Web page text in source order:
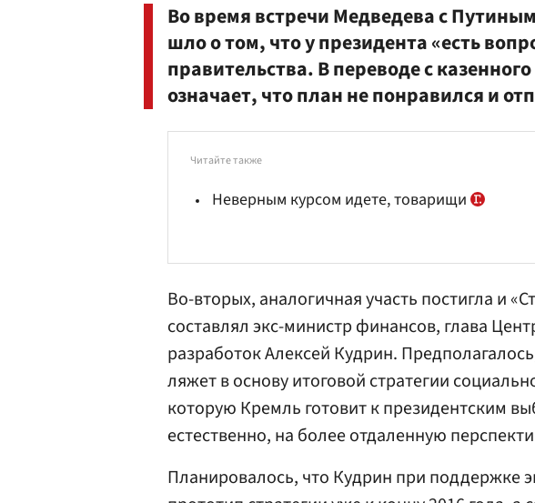
Во время встречи Медведева с
шло о том, что у президента «есть
правительства. В переводе с
означает, что план не понравился и
Читайте также
Неверным курсом идете, товарищи
Во-вторых, аналогичная участь постигла и
составлял экс-министр финансов, глава
разработок Алексей Кудрин.
ляжет в основу итоговой стратегии
которую Кремль готовит к президентским
естественно, на более отдаленную
Планировалось, что Кудрин при поддержке